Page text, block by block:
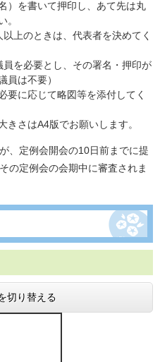
）を書いて押印し、あて先は丸
。
上のときは、代表者を決めてく
を必要とし、その署名・押印が
員は不要）
要に応じて略図等を添付してく
きさはA4版でお願いします。
、定例会開会の10日前までに提
の定例会の会期中に審査されま
切り替える